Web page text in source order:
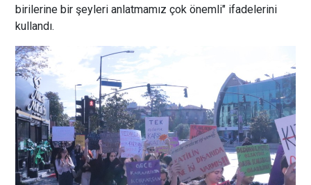
birilerine bir şeyleri anlatmamız çok önemli" ifadelerini
kullandı.